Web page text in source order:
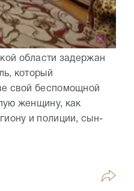
области задержан
который
свой беспомощной
женщину, как
и полиции, сын-